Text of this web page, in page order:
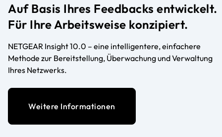
Auf Basis Ihres Feedbacks entwickelt.
Für Ihre Arbeitsweise konzipiert.
NETGEAR Insight 10.0 – eine intelligentere, einfachere
Methode zur Bereitstellung, Überwachung und Verwaltung
Ihres Netzwerks.
Weitere Informationen